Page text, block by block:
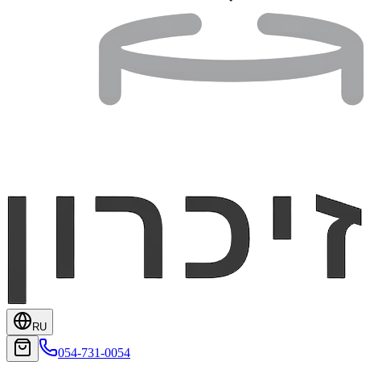
RU
054-731-0054